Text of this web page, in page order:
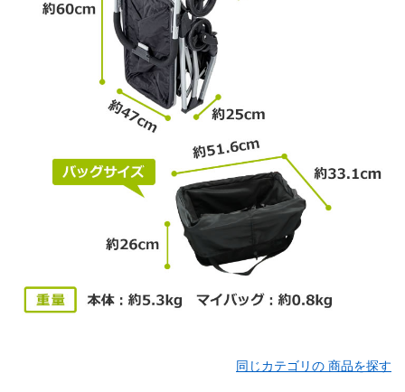
同じカテゴリの 商品を探す